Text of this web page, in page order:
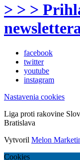
> > >
facebook
twitter
youtube
instagram
Nastavenia cookies
Liga proti rakovine
Bratislava
Vytvoril Melon
Cookies